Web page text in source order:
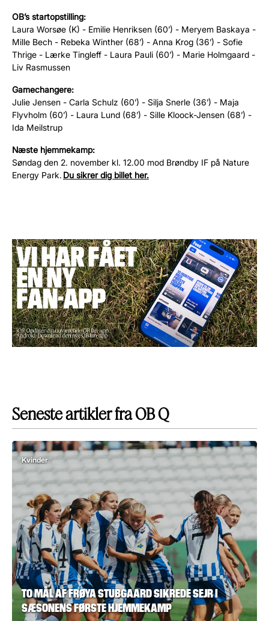
OB’s startopstilling:
Laura Worsøe (K) - Emilie Henriksen (60’) - Meryem Baskaya -
Mille Bech - Rebeka Winther (68’) - Anna Krog (36’) - Sofie
Thrige - Lærke Tingleff - Laura Pauli (60’) - Marie Holmgaard -
Liv Rasmussen
Gamechangere:
Julie Jensen - Carla Schulz (60’) - Silja Snerle (36’) - Maja
Flyvholm (60’) - Laura Lund (68’) - Sille Kloock-Jensen (68’) -
Ida Meilstrup
Næste hjemmekamp:
Søndag den 2. november kl. 12.00 mod Brøndby IF på Nature
Energy Park. Du sikrer dig billet her.
Seneste artikler fra OB Q
Kvinder
TO MÅL AF FRØYA STUBGAARD SIKREDE SEJR I
SÆSONENS FØRSTE HJEMMEKAMP